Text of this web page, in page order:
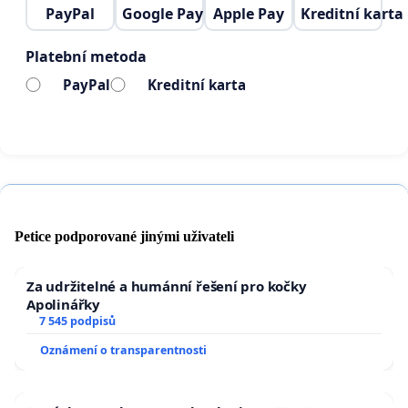
Děkujeme.
Homofobii v ČR nechceme
PayPal Google Pay Apple Pay Kreditní karta
Platební metoda
PayPal Kreditní karta
Petice podporované jinými uživateli
Za udržitelné a humánní řešení pro kočky
Apolinářky
7 545 podpisů
Oznámení o transparentnosti